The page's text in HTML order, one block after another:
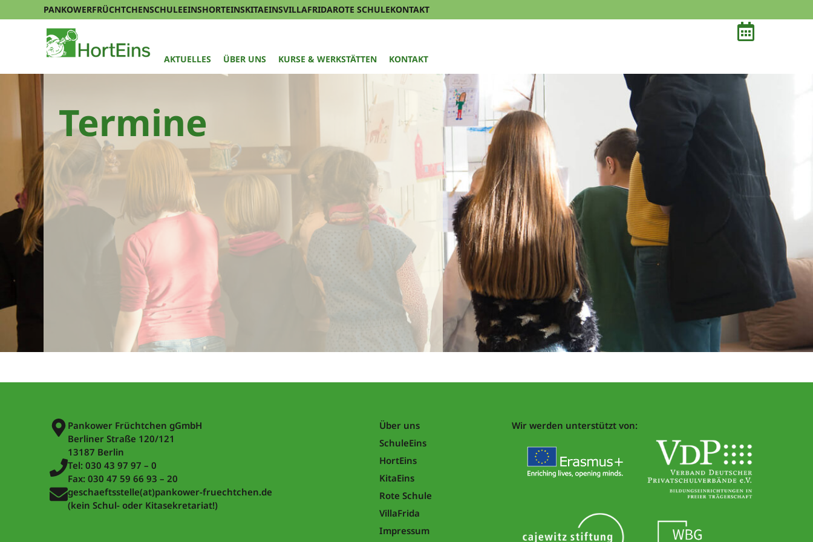
PANKOWERFRÜCHTCHENSCHULEEINSHORTEINSKITAEINSVILLAFRIDAROTE SCHULEKONTAKT
AKTUELLES ÜBER UNS KURSE & WERKSTÄTTEN KONTAKT
Termine
Pankower Früchtchen gGmbH
Berliner Straße 120/121
13187 Berlin
Tel: 030 43 97 97 – 0
Fax: 030 47 59 66 93 – 20
geschaeftsstelle(at)pankower-fruechtchen.de
(kein Schul- oder Kitasekretariat!)
Über uns
SchuleEins
HortEins
KitaEins
Rote Schule
VillaFrida
Impressum
Wir werden unterstützt von: